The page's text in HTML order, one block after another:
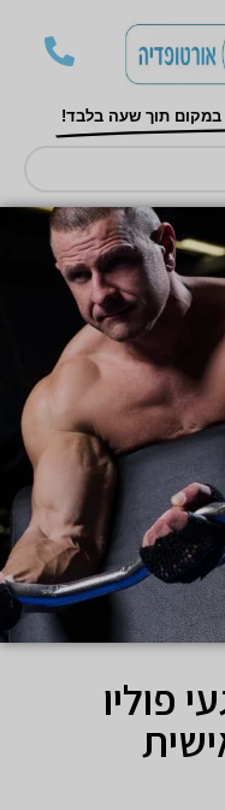
במקום תוך שעה בלבד!
פוליו